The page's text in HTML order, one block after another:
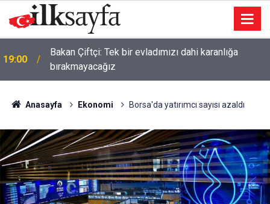
19:00
Bakan Çiftçi: Tek bir evladımızı dahi karanlığa
bırakmayacağız
Anasayfa Ekonomi Borsa'da yatırımcı sayısı azaldı